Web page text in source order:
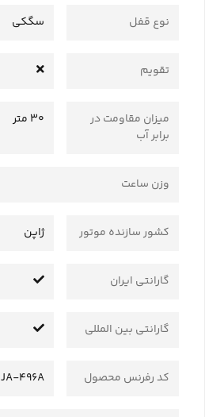
نوع قفل سگکی
تقویم
میزان مقاومت در
برابر آب
30 متر
وزن ساعت
کشور سازنده موتور ژاپن
گارانتی ایران
گارانتی بین المللی
کد رفرنس محصول JA-496A